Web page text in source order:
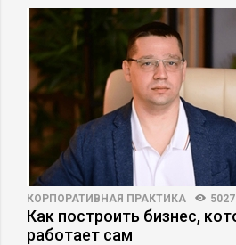
КОРПОРАТИВНАЯ ПРАКТИКА 5027
Как построить бизнес,
работает сам